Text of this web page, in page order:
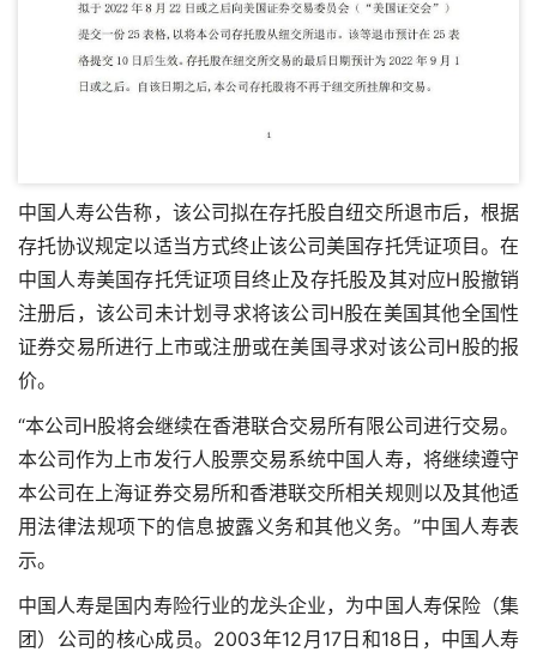
中国人寿公告称，该公司拟在存托股自纽交所退市后，根据
存托协议规定以适当方式终止该公司美国存托凭证项目。在
中国人寿美国存托凭证项目终止及存托股及其对应H股撤销
注册后，该公司未计划寻求将该公司H股在美国其他全国性
证券交易所进行上市或注册或在美国寻求对该公司H股的报
价。
“本公司H股将会继续在香港联合交易所有限公司进行交易。
本公司作为上市发行人股票交易系统中国人寿，将继续遵守
本公司在上海证券交易所和香港联交所相关规则以及其他适
用法律法规项下的信息披露义务和其他义务。”中国人寿表
示。
中国人寿是国内寿险行业的龙头企业，为中国人寿保险（集
团）公司的核心成员。2003年12月17日和18日，中国人寿